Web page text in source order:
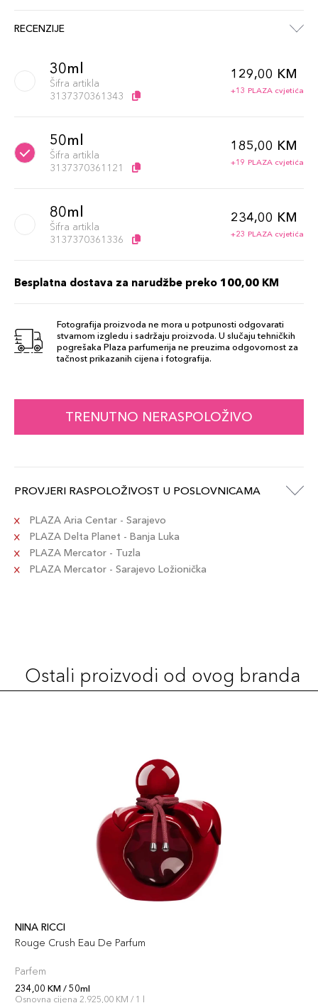
RECENZIJE
30ml
Šifra artikla
3137370361343
129,00 KM
+13 PLAZA cvjetića
50ml
Šifra artikla
3137370361121
185,00 KM
+19 PLAZA cvjetića
80ml
Šifra artikla
3137370361336
234,00 KM
+23 PLAZA cvjetića
Besplatna dostava za narudžbe preko 100,00 KM
Fotografija proizvoda ne mora u potpunosti odgovarati
stvarnom izgledu i sadržaju proizvoda. U slučaju tehničkih
pogrešaka Plaza parfumerija ne preuzima odgovornost za
tačnost prikazanih cijena i fotografija.
TRENUTNO NERASPOLOŽIVO
PROVJERI RASPOLOŽIVOST U POSLOVNICAMA
PLAZA Aria Centar - Sarajevo
PLAZA Delta Planet - Banja Luka
PLAZA Mercator - Tuzla
PLAZA Mercator - Sarajevo Ložionička
Ostali proizvodi od ovog branda
NINA RICCI
Rouge Crush Eau De Parfum
Parfem
234,00 KM / 50ml
Osnovna cijena 2.925,00 KM / 1 l